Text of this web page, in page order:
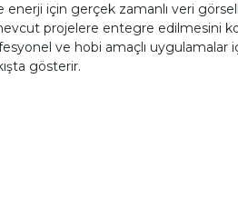
için gerçek zamanlı veri
projelere entegre edilmesini
ve hobi amaçlı uygulamalar
gösterir.